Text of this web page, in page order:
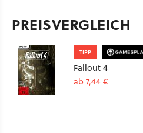
PREISVERGLEICH
TIPP
Fallout 4
ab 7,44 €